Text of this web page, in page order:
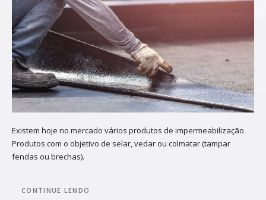
Existem hoje no mercado vários produtos de impermeabilização.
Produtos com o objetivo de selar, vedar ou colmatar (tampar
fendas ou brechas).
CONTINUE LENDO